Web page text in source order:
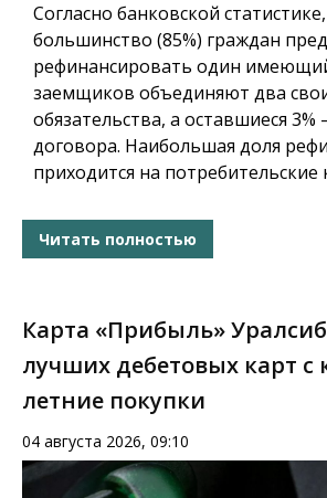
Согласно банковской
большинство (85%) граждан
рефинансировать один
заемщиков объединяют два
обязательства, а оставшиеся 3%
договора. Наибольшая доля
приходится на потребительские
Читать полностью
Карта «Прибыль»
лучших дебетовых карт с
летние покупки
04 августа 2026, 09:10